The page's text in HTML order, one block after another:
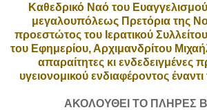
Καθεδρικό Ναό του
μεγαλουπόλεως Πρετόρια της
προεστώτος του Ιερατικού
του Εφημερίου, Αρχιμανδρίτου
απαραίτητες κι ενδεδειγμένες
υγειονομικού ενδιαφέροντος
ΑΚΟΛΟΥΘΕΙ ΤΟ ΠΛΗΡΕΣ